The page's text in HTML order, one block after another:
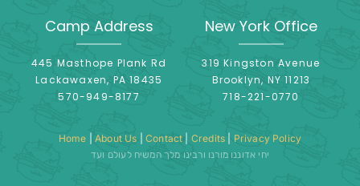
Camp Address
445 Masthope Plank Rd
Lackawaxen, PA 18435
570-949-8177
New York Office
319 Kingston Avenue
Brooklyn, NY 11213
718-221-0770
Home |About Us |Contact Credits Privacy Policy
יחי אדוננו מורנו ורבינו מלך המשיח לעולם ועד